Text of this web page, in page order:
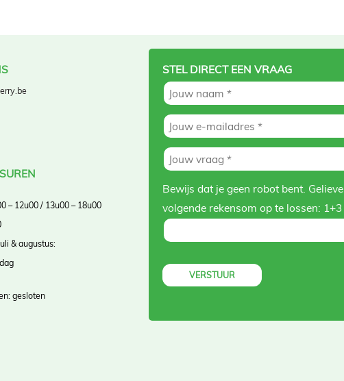
– 12u00 / 13u00 – 18u00
& augustus:
gesloten
STEL DIRECT EEN VRAAG
Bewijs dat je geen robot bent. Gelieve
volgende rekensom op te lossen: 1+3